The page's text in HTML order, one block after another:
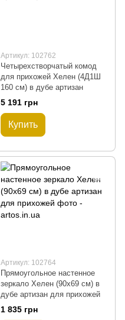
Артикул: 102762
Четырехстворчатый комод
для прихожей Хелен (4Д1Ш
160 см) в дубе артизан
5 191 грн
Купить
Артикул: 102764
Прямоугольное настенное
зеркало Хелен (90х69 см) в
дубе артизан для прихожей
1 835 грн